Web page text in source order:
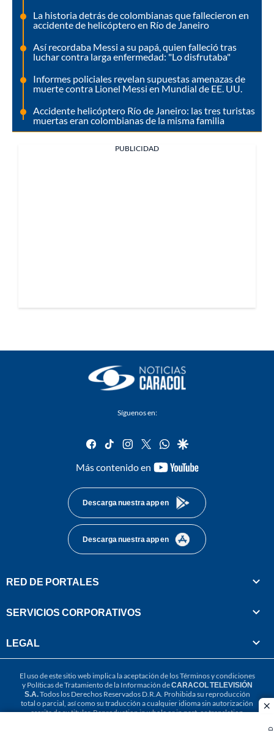
La historia detrás de colombianas que fallecieron en
accidente de helicóptero en Río de Janeiro
Así recordaba Messi a su papá, quien falleció tras
luchar contra larga enfermedad: "Lo disfrutaba"
Informes policiales revelan supuestas amenazas de
muerte contra Lionel Messi en Mundial de EE. UU.
Accidente helicóptero Río de Janeiro: las tres turistas
muertas eran colombianas de la misma familia
PUBLICIDAD
Síguenos en:
facebook
tiktok instagram
twitterwhatsapp
google
Más contenido en
youtube-
Descarga nuestra app en
Descarga nuestra app en
RED DE PORTALES
SERVICIOS CORPORATIVOS
LEGAL
El uso de este sitio web implica la aceptación de losTérminos y condiciones
y Políticas de Tratamiento de la Información deCARACOL TELEVISIÓN
S.A.Todos los Derechos Reservados D.R.A. Prohibida su reproducción
total o parcial, así como su traducción a cualquier idioma sin autorización
escrita de su titular. Reproduction in whole or in part, or translation